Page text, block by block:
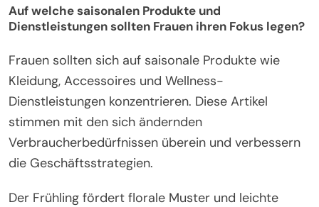
Auf welche saisonalen Produkte und
Dienstleistungen sollten Frauen ihren Fokus legen?
Frauen sollten sich auf saisonale Produkte wie
Kleidung, Accessoires und Wellness-
Dienstleistungen konzentrieren. Diese Artikel
stimmen mit den sich ändernden
Verbraucherbedürfnissen überein und verbessern
die Geschäftsstrategien.
Der Frühling fördert florale Muster und leichte